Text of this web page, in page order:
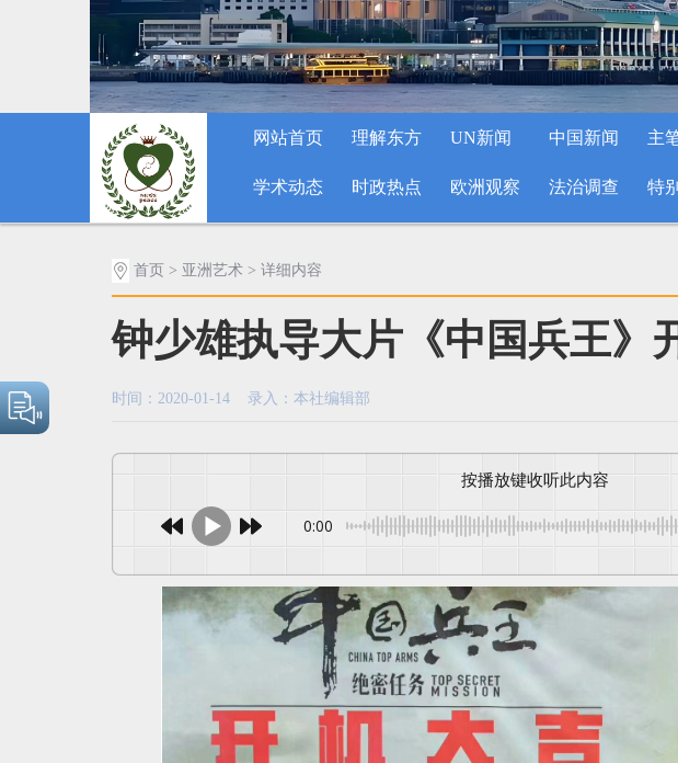
网站首页 理解东方 UN新闻 中国新闻 主
学术动态 时政热点 欧洲观察 法治调查 特
首页 > 亚洲艺术 > 详细内容
钟少雄执导大片《中国兵王》
时间：2020-01-14 录入：本社编辑部
按播放键收听此内容
0:00